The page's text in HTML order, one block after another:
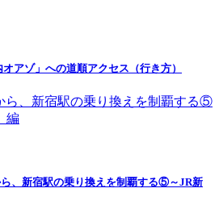
アゾ」への道順アクセス（行き方）
ら、新宿駅の乗り換えを制覇する⑤～JR新